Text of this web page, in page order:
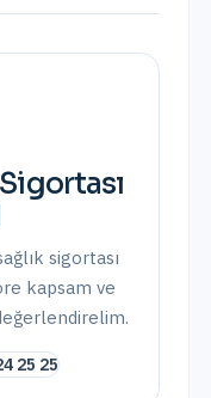
sigortası
kapsam ve
25 25